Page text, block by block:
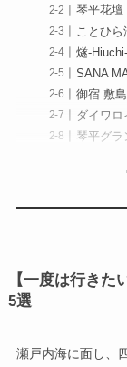
琴平花壇
ことひ
燧-Hiuchi-
SANA
御宿 敷
ダイワロ
琴平グラ
【一度は行き
5選
瀬戸内海に面し、